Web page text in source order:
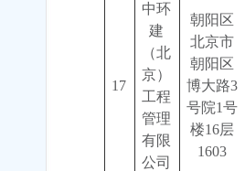
17
中环
建
（北
京）
工程
管理
有限
公司
朝阳区
北京市
朝阳区
博大路3
号院1号
楼16层
1603